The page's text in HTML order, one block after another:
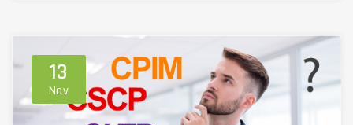
13
Nov